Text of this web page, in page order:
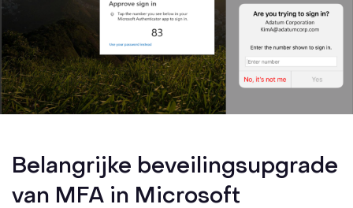
Belangrijke beveilingsupgrade
van MFA in Microsoft